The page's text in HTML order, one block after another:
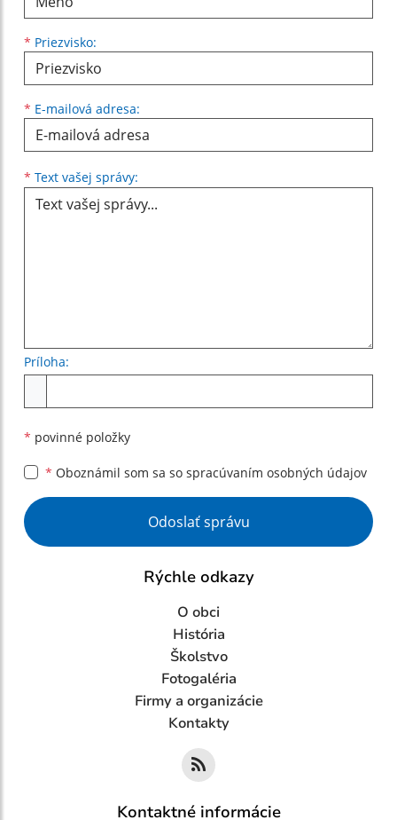
* Priezvisko:
* E-mailová adresa:
* Text vašej správy:
Príloha:
* povinné položky
* Oboznámil som sa so spracúvaním osobných údajov
Google reCaptcha Response
Odoslať správu
Rýchle odkazy
O obci
História
Školstvo
Fotogaléria
Firmy a organizácie
Kontakty
Kontaktné informácie